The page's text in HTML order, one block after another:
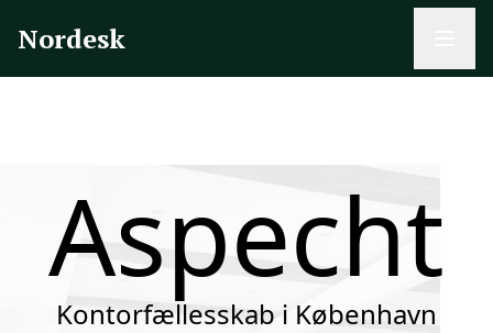
Nordesk
Aspecht
Kontorfællesskab i København